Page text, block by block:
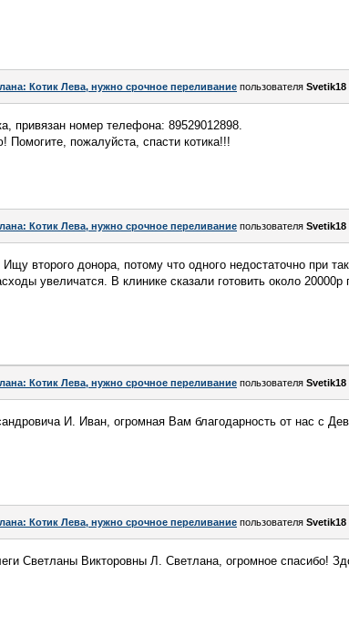
Котик Лева, нужно срочное переливание пользователя Svetik18
привязан номер телефона: 89529012898.
Помогите, пожалуйста, спасти котика!!!
Котик Лева, нужно срочное переливание пользователя Svetik18
второго донора, потому что одного недостаточно при
увеличатся. В клинике сказали готовить около
Котик Лева, нужно срочное переливание пользователя Svetik18
И. Иван, огромная Вам благодарность от нас с
Котик Лева, нужно срочное переливание пользователя Svetik18
Светланы Викторовны Л. Светлана, огромное спасибо!